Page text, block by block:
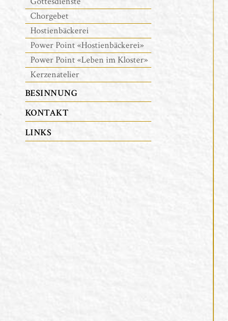
Chorgebet
Hostienbäckerei
Power Point «Hostienbäckerei»
Power Point «Leben im Kloster»
Kerzenatelier
BESINNUNG
KONTAKT
LINKS